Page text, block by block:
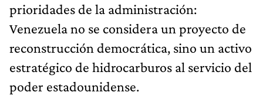
prioridades de la administración:
Venezuela no se considera un proyecto de
reconstrucción democrática, sino un activo
estratégico de hidrocarburos al servicio del
poder estadounidense.